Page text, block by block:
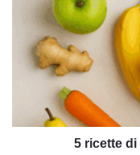
glassa
brillante
ricette
frullati
frutta
5 ricette